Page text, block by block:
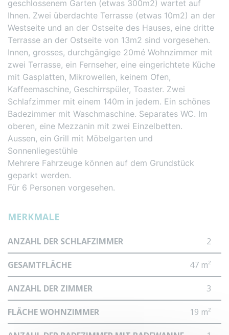
geschlossenem Garten (etwas 300m2) wartet auf
Ihnen. Zwei überdachte Terrasse (etwas 10m2) an der
Westseite und an der Ostseite des Hauses, eine dritte
Terrasse an der Ostseite von 13m2 sind vorgesehen.
Innen, grosses, durchgängige 20mé Wohnzimmer mit
zwei Terrasse, ein Fernseher, eine eingerichtete Küche
mit Gasplatten, Mikrowellen, keinem Ofen,
Kaffeemaschine, Geschirrspüler, Toaster. Zwei
Schlafzimmer mit einem 140m in jedem. Ein schönes
Badezimmer mit Waschmaschine. Separates WC. Im
oberen, eine Mezzanin mit zwei Einzelbetten.
Aussen, ein Grill mit Möbelgarten und
Sonnenliegestühle
Mehrere Fahrzeuge können auf dem Grundstück
geparkt werden.
Für 6 Personen vorgesehen.
MERKMALE
ANZAHL DER SCHLAFZIMMER 2
GESAMTFLÄCHE 47 m²
ANZAHL DER ZIMMER 3
FLÄCHE WOHNZIMMER 19 m²